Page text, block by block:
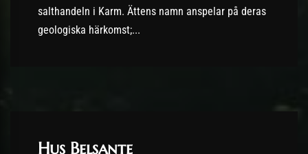
salthandeln i Karm. Ättens namn anspelar på deras
geologiska härkomst;...
Hus Belsante